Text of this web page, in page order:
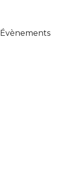
Évènements